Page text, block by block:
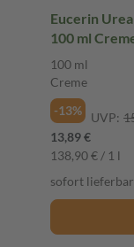
Eucerin
100 ml
100 ml
Creme
-13%
UVP:
13,89 €
138,90 € / 1 l
sofort lieferbar